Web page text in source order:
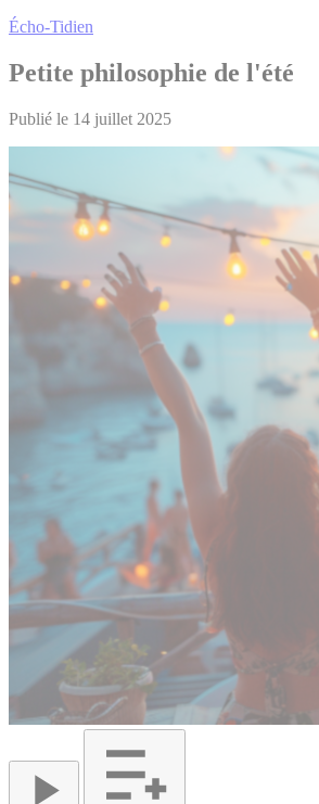
Écho-Tidien
Petite philosophie de l'été
Publié le 14 juillet 2025